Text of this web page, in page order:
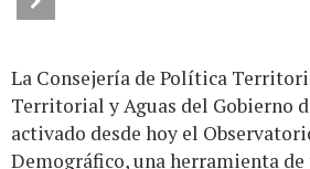
La Consejería de Política
Territorial y Aguas del Gobierno
activado desde hoy el
Demográfico, una herramienta